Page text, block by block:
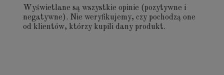
Wyświetlane są wszystkie opinie (pozytywne i
negatywne). Nie weryfikujemy, czy pochodzą one
od klientów, którzy kupili dany produkt.